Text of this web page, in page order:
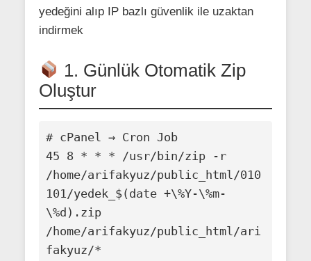
yedeğini alıp IP bazlı güvenlik ile uzaktan
indirmek
1. Günlük Otomatik Zip
Oluştur
# cPanel → Cron Job
45 8 * * * /usr/bin/zip -r
/home/arifakyuz/public_html/010
101/yedek_$(date +\%Y-\%m-
\%d).zip
/home/arifakyuz/public_html/ari
fakyuz/*